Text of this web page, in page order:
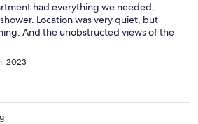
had everything we needed,
Location was very quiet, but
And the unobstructed views of the
2023